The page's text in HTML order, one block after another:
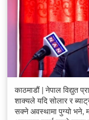
काठमाडौं | नेपाल विद्युत
शाक्यले यदि सोलार र
सक्ने अवस्थामा पुग्यो भने,